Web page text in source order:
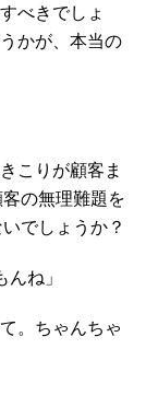
べきでしょ
かが、本当の
こりが顧客ま
の無理難題を
でしょうか？
ね」
。ちゃんちゃ